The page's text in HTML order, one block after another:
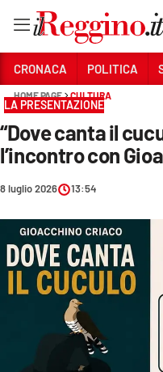
Sezioni
CRONACA
AMBIENTE
SOCIETÀ
CULTURA
ECONOMIA E LAVORO
CRONACA POLITICA
HOME PAGE CULTURA
LA PRESENTAZIONE
“Dove canta il
l’incontro con
8 luglio 2026 13:54